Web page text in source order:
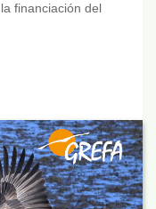
financiación del